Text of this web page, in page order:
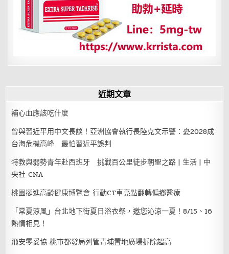
近期文章
補心血應該吃什麼
曾與習近平用中文長談！亞洲協會執行長陸克文示警：憂2028成
台海危機高峰 最怕習近平誤判
特教與弱勢青年赴西班牙 挑戰百公里徒步朝聖之路 | 生活 | 中
央社 CNA
桃園挺進高齡健康博覽會 行動CT車亮點翻轉偏鄉醫療
「常夏涼風」台北地下街夏日浴衣祭，邀您沁涼一夏！8/15、16
熱情相見！
飛安零妥協 桃市都發局列管青埔置地廣場拆除超高